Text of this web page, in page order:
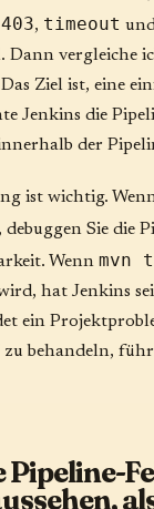
403, timeout
Dann vergleiche
Ziel ist, eine
Jenkins die
der
ist wichtig.
debuggen Sie die
Wenn mvn
hat Jenkins
ein
zu behandeln,